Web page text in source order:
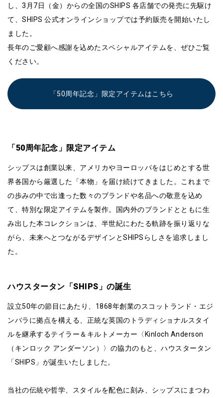
し、3月7日（金）からの全国のSHIPS 各店舗での発売に先駆け
て、SHIPS 公式オンラインショップでは予約販売を開始いたし
ました。
長年のご愛顧へ感謝を込めたスペシャルアイテムを、ぜひご覧
ください。
「50周年記念」限定アイテムはこちら
「50周年記念」限定アイテム
シップスは創業以来、アメリカやヨーロッパをはじめとする世
界各国から厳選した「本物」を届け続けてきました。これまで
の歩みの中で出逢った数々のブランドや名品への敬意を込め
て、特別な限定アイテムを製作。国内外のブランドとともに生
み出した本コレクションは、半世紀にわたる軌跡を振り返りな
がら、未来へとつながるデザインとSHIPSらしさを追求しまし
た。
ハウスタータン「SHIPS」の誕生
設立50年の節目にあたり、1868年創業のスコットランド・エジ
ンバラに拠点を構える、正統な英国のトラディショナルスタイ
ルを継承するテイラー＆キルトメーカー〈Kinloch Anderson
（キンロック アンダーソン）〉の協力のもと、ハウスタータン
「SHIPS」が誕生いたしました。
当社の伝統や哲学、スタイルを配色に刻み、シップスにまつわ